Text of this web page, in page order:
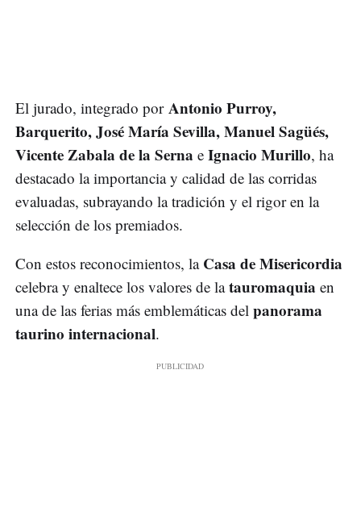
El jurado, integrado por Antonio Purroy,
Barquerito, José María Sevilla, Manuel Sagüés,
Vicente Zabala de la Serna e Ignacio Murillo, ha
destacado la importancia y calidad de las corridas
evaluadas, subrayando la tradición y el rigor en la
selección de los premiados.
Con estos reconocimientos, la Casa de Misericordia
celebra y enaltece los valores de latauromaquia en
una de las ferias más emblemáticas del panorama
taurino internacional.